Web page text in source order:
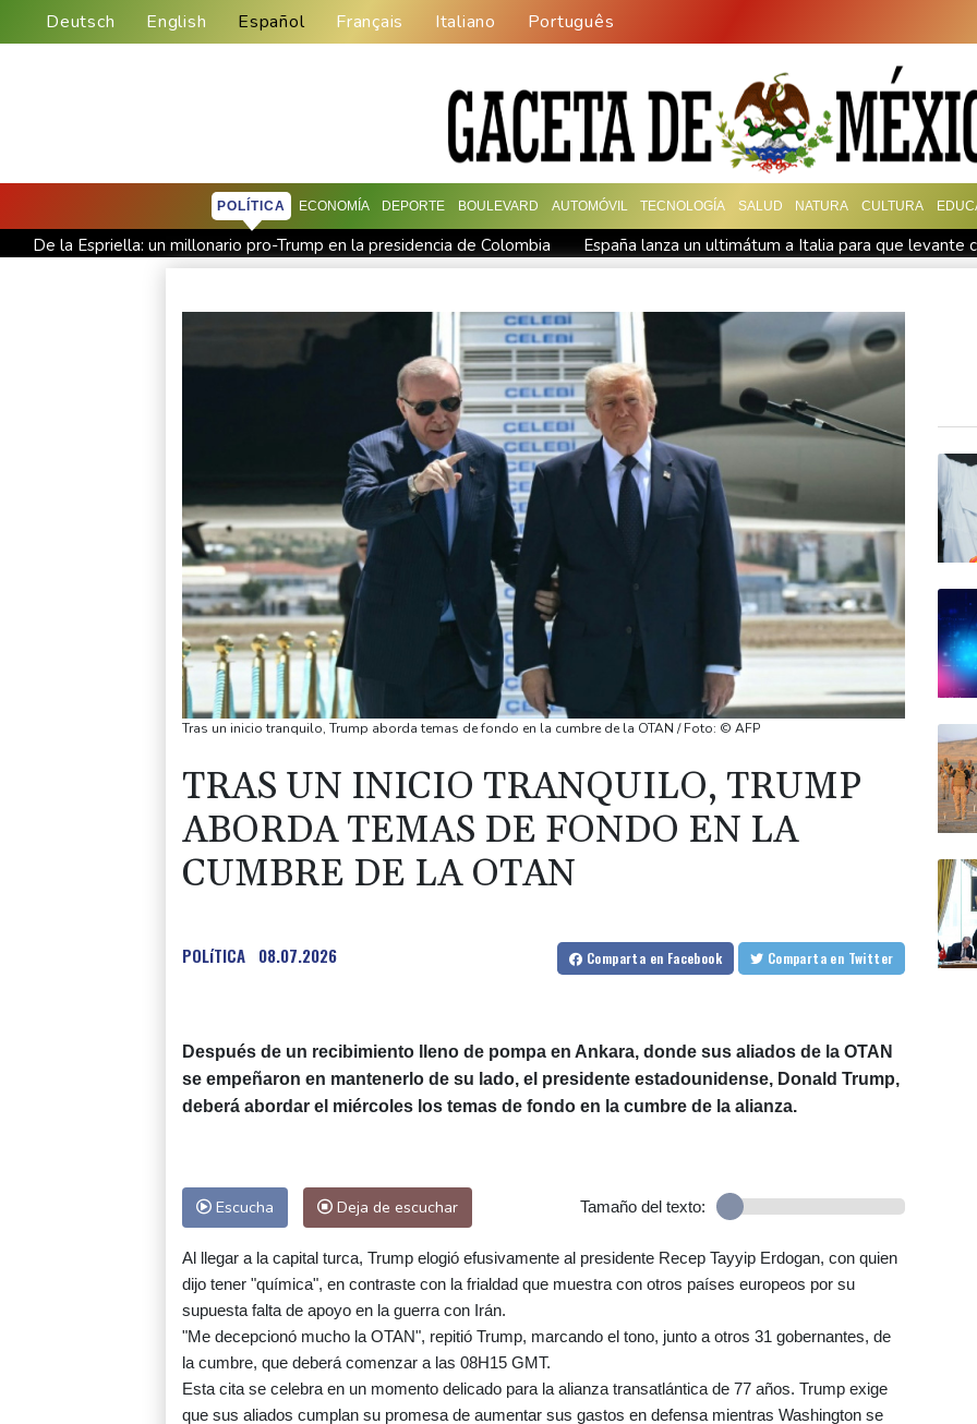
Deutsch English Español Français Italiano Português
POLÍTICA ECONOMÍA DEPORTE BOULEVARD AUTOMÓVIL TECNOLOGÍA SALUD NATURA CULTURA
De la Espriella: un millonario pro-Trump en la presidencia de Colombia
España lanza un ultimátum a Italia para que levante
Los rebeldes hutíes continúan su ofensiva en Yemen con ataques en una región petrolera
La OMS propone probar en RDC
Arabia Saudita, Pakistán y Turquía firman un pacto de defensa en medio de la tensión con Irán
México y Perú restablecen
EEUU pierde empleos, un golpe a las afirmaciones de Trump sobre la economía
España amenaza a Italia con "medidas" si
Tras un inicio tranquilo, Trump aborda temas de fondo en la cumbre de la OTAN / Foto: © AFP
TRAS UN INICIO TRANQUILO, TRUMP
ABORDA TEMAS DE FONDO EN LA
CUMBRE DE LA OTAN
POLíTICA 08.07.2026 Comparta en Facebook Comparta en Twitter
Después de un recibimiento lleno de pompa en Ankara, donde sus aliados de la OTAN
se empeñaron en mantenerlo de su lado, el presidente estadounidense, Donald Trump,
deberá abordar el miércoles los temas de fondo en la cumbre de la alianza.
Escucha Deja de escuchar Tamaño del texto:
Al llegar a la capital turca, Trump elogió efusivamente al presidente Recep Tayyip Erdogan, con quien
dijo tener "química", en contraste con la frialdad que muestra con otros países europeos por su
supuesta falta de apoyo en la guerra con Irán.
"Me decepcionó mucho la OTAN", repitió Trump, marcando el tono, junto a otros 31 gobernantes, de
la cumbre, que deberá comenzar a las 08H15 GMT.
Esta cita se celebra en un momento delicado para la alianza transatlántica de 77 años. Trump exige
que sus aliados cumplan su promesa de aumentar sus gastos en defensa mientras Washington se